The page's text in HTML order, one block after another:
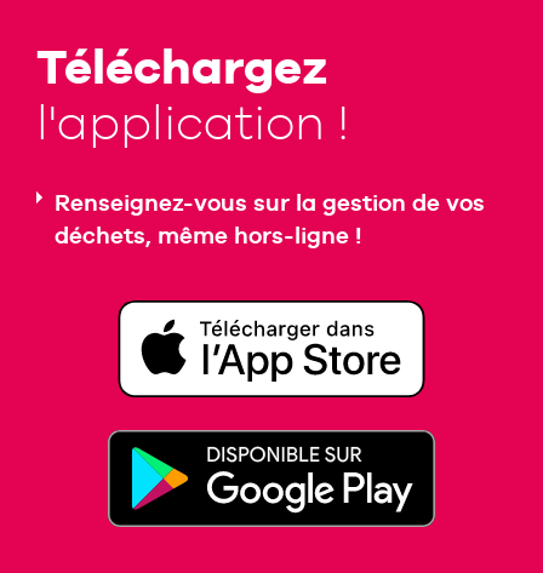
Téléchargez
l'application !
Renseignez-vous sur la gestion de vos
déchets, même hors-ligne !